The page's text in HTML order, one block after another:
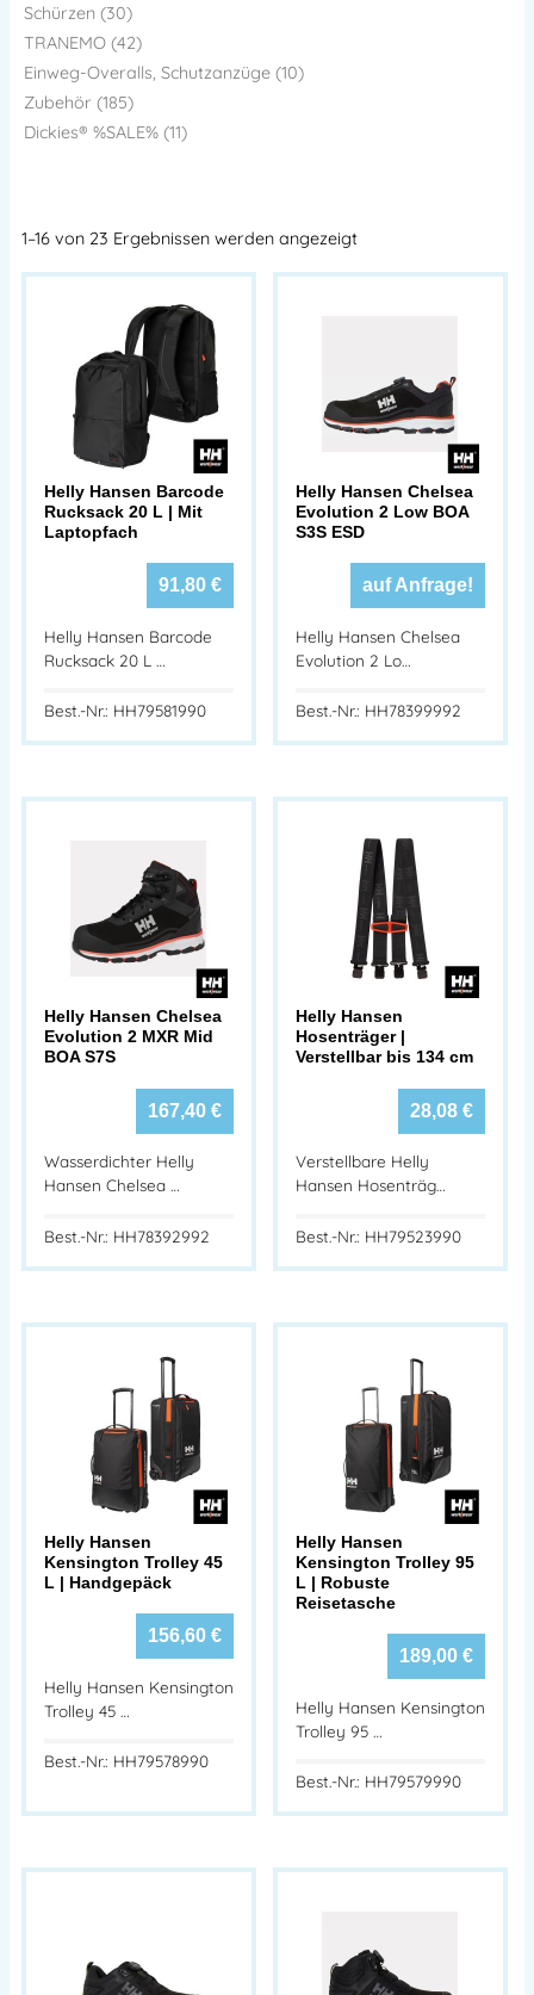
Schürzen (30)
TRANEMO (42)
Einweg-Overalls, Schutzanzüge (10)
Zubehör (185)
Dickies® %SALE% (11)
1–16 von 23 Ergebnissen werden angezeigt
Helly Hansen Barcode
Rucksack 20 L | Mit
Laptopfach
91,80 €
Helly Hansen Barcode
Rucksack 20 L …
Best.-Nr.: HH79581990
Helly Hansen Chelsea
Evolution 2 Low BOA
S3S ESD
auf Anfrage!
Helly Hansen Chelsea
Evolution 2 Lo…
Best.-Nr.: HH78399992
Helly Hansen Chelsea
Evolution 2 MXR Mid
BOA S7S
167,40 €
Wasserdichter Helly
Hansen Chelsea …
Best.-Nr.: HH78392992
Helly Hansen
Hosenträger |
Verstellbar bis 134 cm
28,08 €
Verstellbare Helly
Hansen Hosenträg…
Best.-Nr.: HH79523990
Helly Hansen
Kensington Trolley 45
L | Handgepäck
156,60 €
Helly Hansen Kensington
Trolley 45 …
Best.-Nr.: HH79578990
Helly Hansen
Kensington Trolley 95
L | Robuste
Reisetasche
189,00 €
Helly Hansen Kensington
Trolley 95 …
Best.-Nr.: HH79579990